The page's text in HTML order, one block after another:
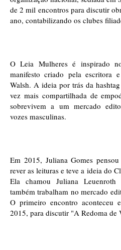
de 2 mil encontros para discutir
ano, contabilizando os clubes
O Leia Mulheres é inspirado
manifesto criado pela escritora
Walsh. A ideia por trás da
vez mais compartilhada de
sobrevivem a um mercado
vozes masculinas.
Em 2015, Juliana Gomes
rever as leituras e teve a ideia do
Ela chamou Juliana
também trabalham no mercado
O primeiro encontro aconteceu
2015, para discutir "A Redoma de